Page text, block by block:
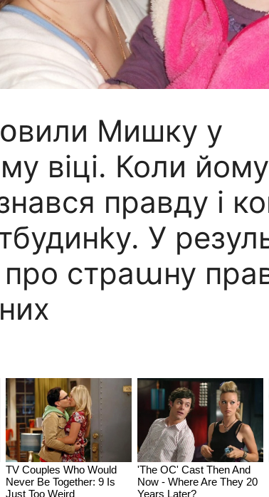
Мишку у
віці. Коли
правду і
У
про страաну